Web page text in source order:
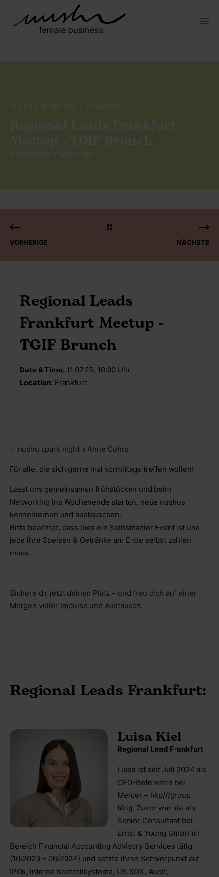
11.07.25, 10:00 Uhr | Frankfurt
Regional Leads Frankfurt
Meetup - TGIF Brunch
COMMUNITY MEET-UP
VORHERIGE NÄCHSTE
Regional Leads
Frankfurt Meetup -
TGIF Brunch
Date & Time: 11.07.25, 10:00 Uhr
Location: Frankfurt
✨ nushu spark night x Anne Cohrs
Für alle, die sich gerne mal vormittags treffen wollen!
Lasst uns gemeinsamen frühstücken und beim
Networking ins Wochenende starten, neue nushus
kennenlernen und austauschen.
Bitte beachtet, dass dies ein Selbstzahler Event ist und
jede ihre Speisen & Getränke am Ende selbst zahlen
muss.
Sichere dir jetzt deinen Platz – und freu dich auf einen
Morgen voller Impulse und Austausch.
Regional Leads Frankfurt:
Luisa Kiel
Regional Lead Frankfurt
Luisa ist seit Juli 2024 als
CFO-Referentin bei
Mercer – hkp///group
tätig. Zuvor war sie als
Senior Consultant bei
Ernst & Young GmbH im
Bereich Financial Accounting Advisory Services tätig
(10/2023 – 06/2024) und setzte ihren Schwerpunkt auf
IPOs, interne Kontrollsysteme, US SOX, Audit,